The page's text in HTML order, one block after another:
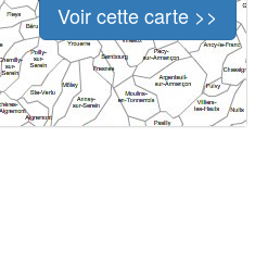
Voir cette carte >>